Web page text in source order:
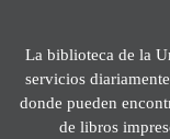
La biblioteca de la
servicios
donde pueden
de libros